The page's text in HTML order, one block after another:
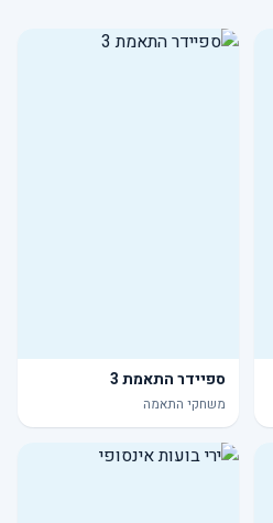
ספיידר התאמת 3
משחקי התאמה